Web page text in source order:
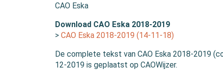
CAO Eska
Download CAO Eska 2018-2019
> CAO Eska 2018-2019 (14-11-18)
De complete tekst van CAO Eska 2018-2019
12-2019 is geplaatst op CAOWijzer.